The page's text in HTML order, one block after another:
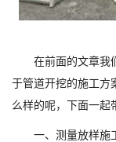
在前面的文章我们
于管道开挖的施工方
么样的呢，下面一起
一、测量放样施工